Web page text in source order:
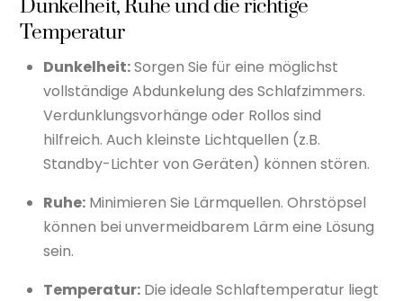
Dunkelheit, Ruhe und die richtige
Temperatur
Dunkelheit:Sorgen Sie für eine möglichst
vollständige Abdunkelung des Schlafzimmers.
Verdunklungsvorhänge oder Rollos sind
hilfreich. Auch kleinste Lichtquellen (z.B.
Standby-Lichter von Geräten) können stören.
Ruhe: Minimieren Sie Lärmquellen. Ohrstöpsel
können bei unvermeidbarem Lärm eine Lösung
sein.
Temperatur: Die ideale Schlaftemperatur liegt